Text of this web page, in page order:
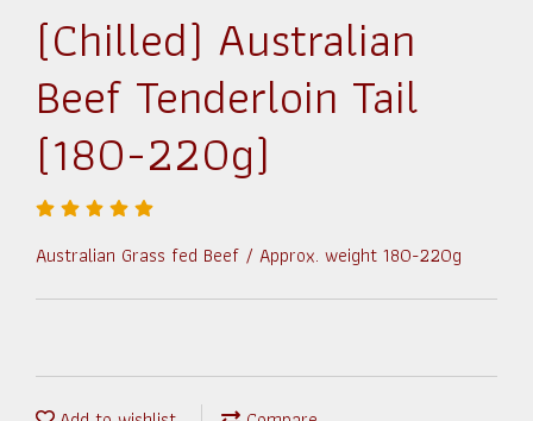
(Chilled) Australian
Beef Tenderloin Tail
(180-220g)
Australian Grass fed Beef / Approx. weight 180-220g